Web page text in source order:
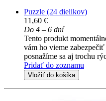
Puzzle (24 dielikov)
11,60 €
Do 4 – 6 dní
Tento produkt
vám ho vieme
posnažíme sa aj trochu
Pridať do zoznamu
Vložiť do košíka